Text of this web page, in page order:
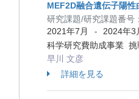
MEF2D融合遺伝子陽性
研究課題/研究課題番号：
2021年7月
-
2024年3
科学研究費助成事業 挑
早川 文彦
詳細を見る